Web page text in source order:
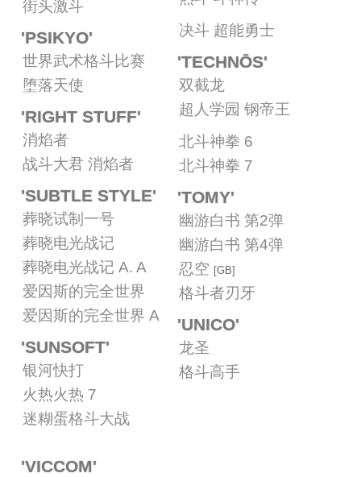
街头激斗
'PSIKYO'
世界武术格斗比赛
堕落天使
'RIGHT STUFF'
消焰者
战斗大君 消焰者
'SUBTLE STYLE'
葬晓试制一号
葬晓电光战记
葬晓电光战记 A. A
爱因斯的完全世界
爱因斯的完全世界 A
'SUNSOFT'
银河快打
火热火热 7
迷糊蛋格斗大战
决斗 超能勇士
'TECHNŌS'
双截龙
超人学园 钢帝王
北斗神拳 6
北斗神拳 7
'TOMY'
幽游白书 第2弹
幽游白书 第4弹
忍空 [GB]
格斗者刃牙
'UNICO'
龙圣
格斗高手
'VICCOM'